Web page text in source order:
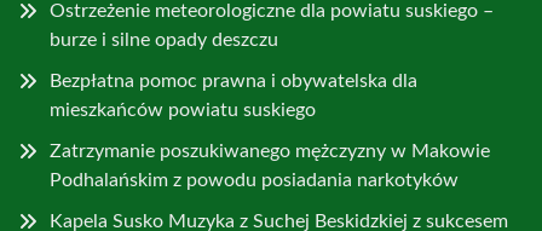
Ostrzeżenie meteorologiczne dla powiatu suskiego –
burze i silne opady deszczu
Bezpłatna pomoc prawna i obywatelska dla
mieszkańców powiatu suskiego
Zatrzymanie poszukiwanego mężczyzny w Makowie
Podhalańskim z powodu posiadania narkotyków
Kapela Susko Muzyka z Suchej Beskidzkiej z sukcesem